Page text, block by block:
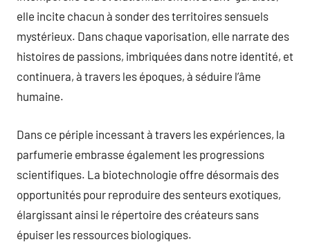
elle incite chacun à sonder des territoires sensuels
mystérieux. Dans chaque vaporisation, elle narrate des
histoires de passions, imbriquées dans notre identité, et
continuera, à travers les époques, à séduire l’âme
humaine.
Dans ce périple incessant à travers les expériences, la
parfumerie embrasse également les progressions
scientifiques. La biotechnologie offre désormais des
opportunités pour reproduire des senteurs exotiques,
élargissant ainsi le répertoire des créateurs sans
épuiser les ressources biologiques.